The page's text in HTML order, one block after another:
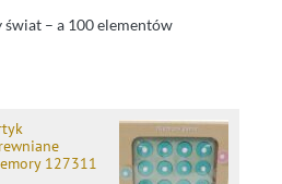
świat – a 100 elementów
127311